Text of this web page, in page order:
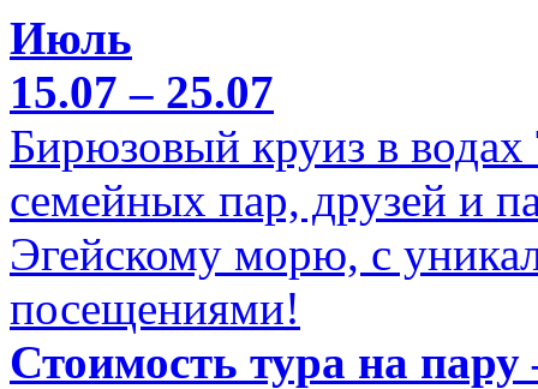
Июль
15.07 – 25.07
Бирюзовый круиз в
семейных пар, друзей и
Эгейскому морю, с
посещениями!
Стоимость тура на пару